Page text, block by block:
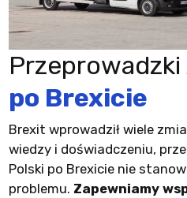
Przeprowadzki
po Brexicie
Brexit wprowadził wiele
wiedzy i doświadczeniu,
Polski po Brexicie nie
problemu. Zapewniamy